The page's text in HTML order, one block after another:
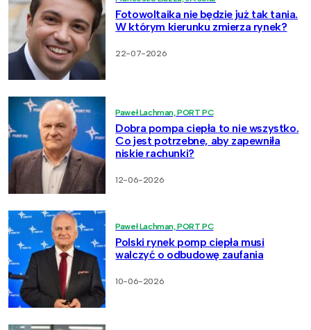
Fotowoltaika nie będzie już tak tania.
W którym kierunku zmierza rynek?
22-07-2026
Paweł Lachman, PORT PC
Dobra pompa ciepła to nie wszystko.
Co jest potrzebne, aby zapewniła
niskie rachunki?
12-06-2026
Paweł Lachman, PORT PC
Polski rynek pomp ciepła musi
walczyć o odbudowę zaufania
10-06-2026